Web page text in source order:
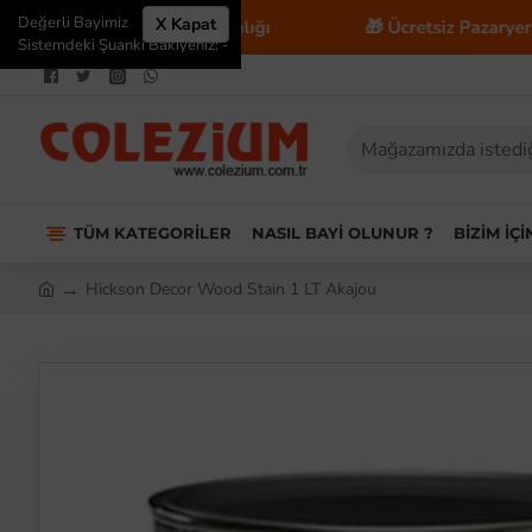
Danışmanlığı 🎁 Ücretsiz Pazaryeri
TÜM KATEGORILER NASIL BAYI OLUNUR ? BIZIM
X Kapat
Değerli Bayimiz
Sistemdeki Şuanki Bakiyeniz: -
Hickson Decor Wood Stain 1 LT Akajou